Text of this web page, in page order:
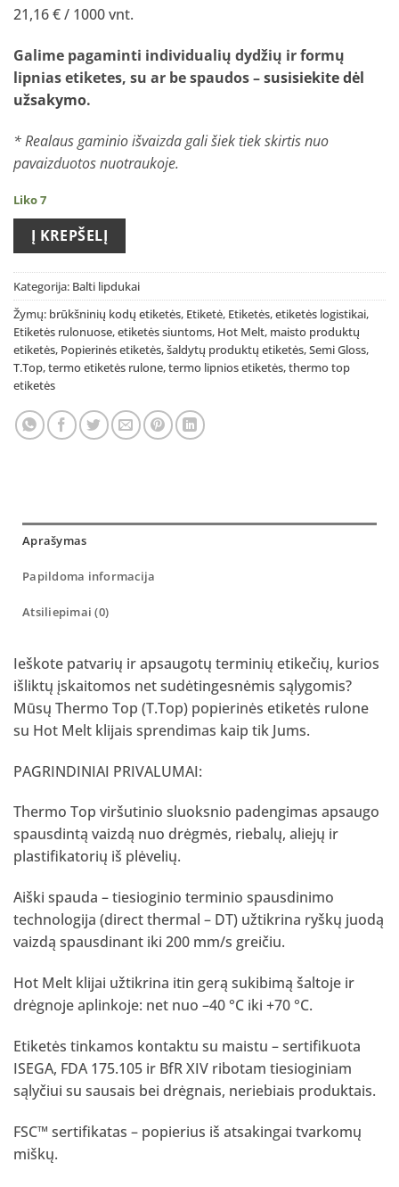
21,16 € / 1000 vnt.
Galime pagaminti individualių dydžių ir formų
lipnias etiketes, su ar be spaudos –susisiekite dėl
užsakymo.
* Realaus gaminio išvaizda gali šiek tiek skirtis nuo
pavaizduotos nuotraukoje.
Liko 7
Į KREPŠELĮ
Kategorija: Balti lipdukai
Žymų: brūkšninių kodų etiketės, Etiketė, Etiketės,etiketės logistikai,
Etiketės rulonuose,etiketės siuntoms, Hot Melt, maisto produktų
etiketės, Popierinės etiketės,šaldytų produktų etiketės,Semi Gloss,
T.Top,termo etiketės rulone,termo lipnios etiketės,thermo top
etiketės
Aprašymas
Papildoma informacija
Atsiliepimai (0)
Ieškote patvarių ir apsaugotų terminių etikečių, kurios
išliktų įskaitomos net sudėtingesnėmis sąlygomis?
Mūsų Thermo Top (T.Top) popierinės etiketės rulone
su Hot Melt klijais sprendimas kaip tik Jums.
PAGRINDINIAI PRIVALUMAI:
Thermo Top viršutinio sluoksnio padengimas apsaugo
spausdintą vaizdą nuo drėgmės, riebalų, aliejų ir
plastifikatorių iš plėvelių.
Aiški spauda – tiesioginio terminio spausdinimo
technologija (direct thermal – DT) užtikrina ryškų juodą
vaizdą spausdinant iki 200 mm/s greičiu.
Hot Melt klijai užtikrina itin gerą sukibimą šaltoje ir
drėgnoje aplinkoje: net nuo –40 °C iki +70 °C.
Etiketės tinkamos kontaktu su maistu – sertifikuota
ISEGA, FDA 175.105 ir BfR XIV ribotam tiesioginiam
sąlyčiui su sausais bei drėgnais, neriebiais produktais.
FSC™ sertifikatas – popierius iš atsakingai tvarkomų
miškų.